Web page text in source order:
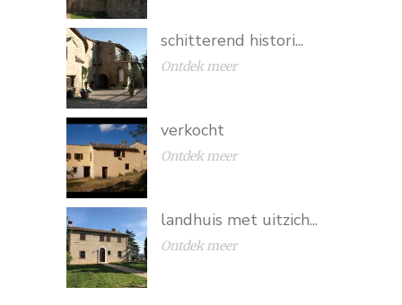
schitterend histori...
Ontdek meer
verkocht
Ontdek meer
landhuis met uitzich...
Ontdek meer